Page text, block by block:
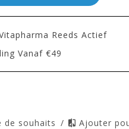
Reeds Actief
Vanaf €49
de souhaits / Ajouter